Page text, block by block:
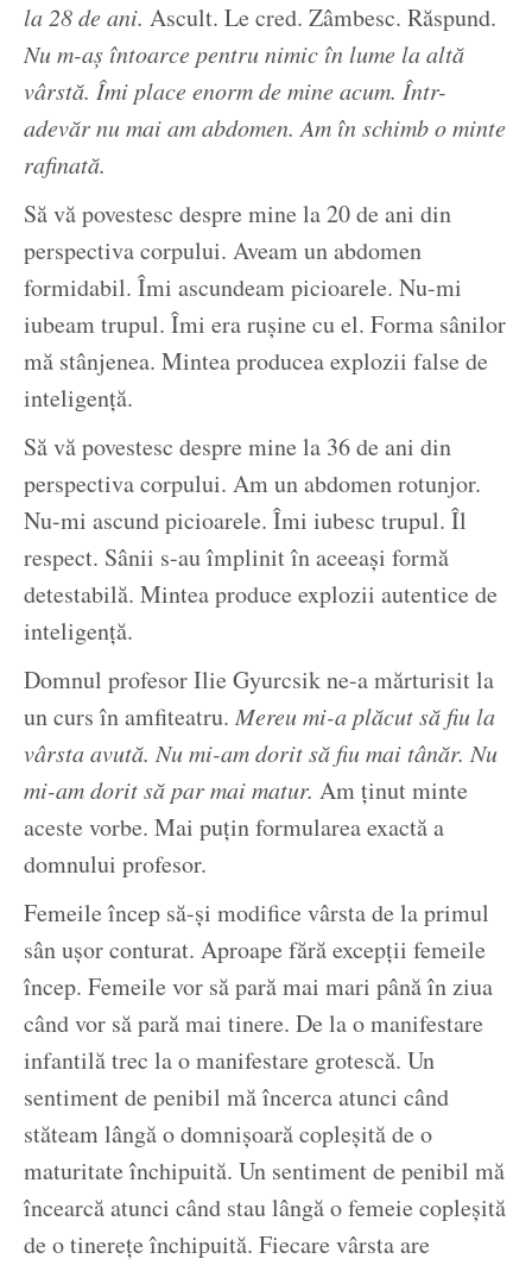
la 28 de ani. Ascult. Le cred. Zâmbesc. Răspund.
Nu m-aș întoarce pentru nimic în lume la altă
vârstă. Îmi place enorm de mine acum. Într-
adevăr nu mai am abdomen. Am în schimb o minte
rafinată.
Să vă povestesc despre mine la 20 de ani din
perspectiva corpului. Aveam un abdomen
formidabil. Îmi ascundeam picioarele. Nu-mi
iubeam trupul. Îmi era rușine cu el. Forma sânilor
mă stânjenea. Mintea producea explozii false de
inteligență.
Să vă povestesc despre mine la 36 de ani din
perspectiva corpului. Am un abdomen rotunjor.
Nu-mi ascund picioarele. Îmi iubesc trupul. Îl
respect. Sânii s-au împlinit în aceeași formă
detestabilă. Mintea produce explozii autentice de
inteligență.
Domnul profesor Ilie Gyurcsik ne-a mărturisit la
un curs în amfiteatru. Mereu mi-a plăcut să fiu la
vârsta avută. Nu mi-am dorit să fiu mai tânăr. Nu
mi-am dorit să par mai matur. Am ținut minte
aceste vorbe. Mai puțin formularea exactă a
domnului profesor.
Femeile încep să-și modifice vârsta de la primul
sân ușor conturat. Aproape fără excepții femeile
încep. Femeile vor să pară mai mari până în ziua
când vor să pară mai tinere. De la o manifestare
infantilă trec la o manifestare grotescă. Un
sentiment de penibil mă încerca atunci când
stăteam lângă o domnișoară copleșită de o
maturitate închipuită. Un sentiment de penibil mă
încearcă atunci când stau lângă o femeie copleșită
de o tinerețe închipuită. Fiecare vârsta are